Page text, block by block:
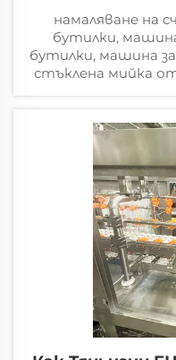
намаляване на
бутилки,
бутилки, машина
стъклена мийка